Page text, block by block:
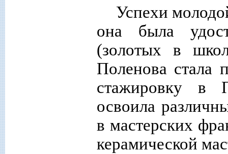
Успехи
она была
(золотых в
Поленова стала
стажировку в
освоила
в мастерских
керамической